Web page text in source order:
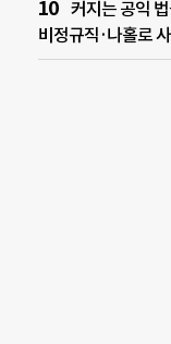
커지는 공익
비정규직·나홀로